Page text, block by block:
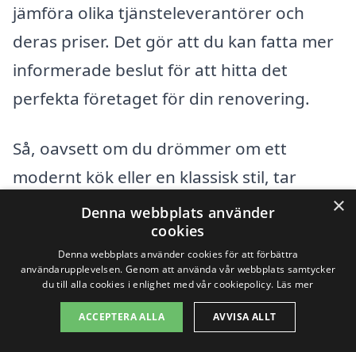
jämföra olika tjänsteleverantörer och
deras priser. Det gör att du kan fatta mer
informerade beslut för att hitta det
perfekta företaget för din renovering.
Så, oavsett om du drömmer om ett
modernt kök eller en klassisk stil, tar
hänsyn till ovanstående punkter och
inhämtar offerter kan hjälpa dig att göra
en köksrenovering i Stockholm både
framgångsrik och kostnadseffektiv. Kom
ihåg att en noggrant planerad renovering
×
Denna webbplats använder
cookies
Denna webbplats använder cookies för att förbättra
användarupplevelsen. Genom att använda vår webbplats samtycker
du till alla cookies i enlighet med vår cookiepolicy. Läs mer
ACCEPTERA ALLA AVVISA ALLT